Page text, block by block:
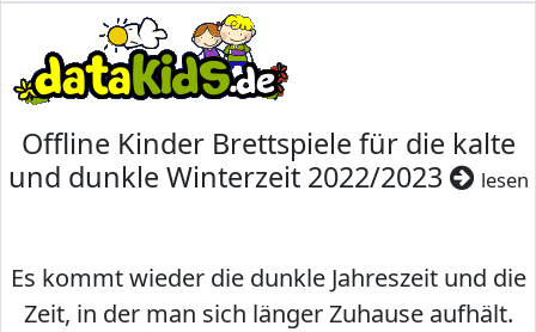
Offline Kinder Brettspiele für die kalte
und dunkle Winterzeit 2022/2023
lesen
Es kommt wieder die dunkle Jahreszeit und die
Zeit, in der man sich länger Zuhause aufhält.